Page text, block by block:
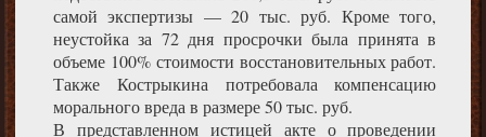
самой экспертизы — 20 тыс. руб. Кроме того,
неустойка за 72 дня просрочки была принята в
объеме 100% стоимости восстановительных работ.
Также Кострыкина потребовала компенсацию
морального вреда в размере 50 тыс. руб.
В представленном истицей акте о проведении